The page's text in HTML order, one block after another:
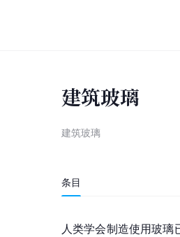
建筑玻璃
建筑玻璃
条目
人类学会制造使用玻